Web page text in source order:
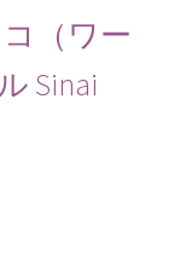
（ワー
Sinai